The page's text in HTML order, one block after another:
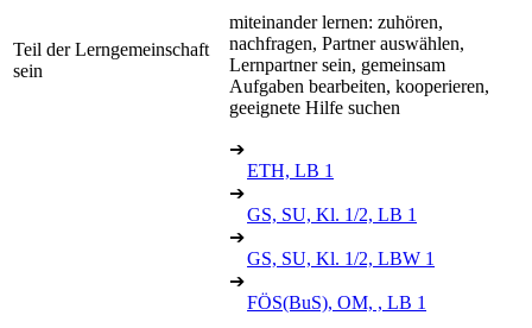
Teil der Lerngemeinschaft
sein
miteinander lernen: zuhören,
nachfragen, Partner auswählen,
Lernpartner sein, gemeinsam
Aufgaben bearbeiten, kooperieren,
geeignete Hilfe suchen
➔
ETH, LB 1
➔
GS, SU, Kl. 1/2, LB 1
➔
GS, SU, Kl. 1/2, LBW 1
➔
FÖS(BuS), OM, , LB 1